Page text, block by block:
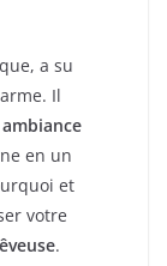
a su
Il
ambiance
en un
et
votre
.